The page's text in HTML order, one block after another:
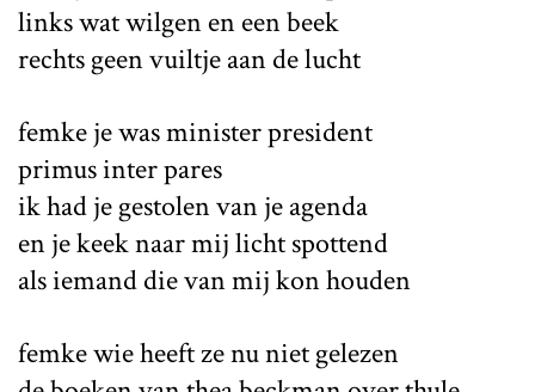
links wat wilgen en een beek
rechts geen vuiltje aan de lucht
femke je was minister president
primus inter pares
ik had je gestolen van je agenda
en je keek naar mij licht spottend
als iemand die van mij kon houden
femke wie heeft ze nu niet gelezen